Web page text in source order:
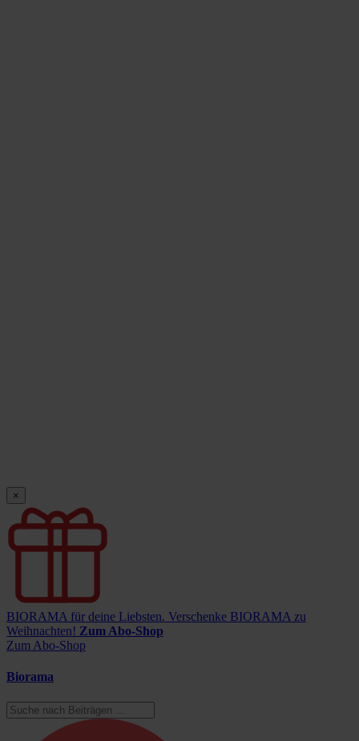
×
BIORAMA für deine Liebsten. Verschenke BIORAMA zu
Weihnachten! Zum Abo-Shop
Zum Abo-Shop
Biorama